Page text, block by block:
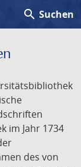
search Suchen
im Jahr 1734
des von